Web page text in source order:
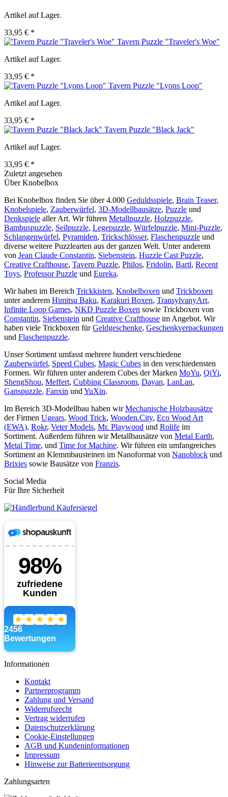
Artikel auf Lager.
33,95 € *
Tavern Puzzle "Traveler's Woe"
Artikel auf Lager.
33,95 € *
Tavern Puzzle "Lyons Loop"
Artikel auf Lager.
33,95 € *
Tavern Puzzle "Black Jack"
Artikel auf Lager.
33,95 € *
Zuletzt angesehen
Über Knobelbox
Bei Knobelbox finden Sie über 4.000 Geduldsspiele, Brain Teaser,
Knobelspiele, Zauberwürfel, 3D-Modellbausätze, Puzzle und
Denkspiele aller Art. Wir führen Metallpuzzle, Holzpuzzle,
Bambuspuzzle, Seilpuzzle, Legepuzzle, Würfelpuzzle, Mini-Puzzle,
Schlangenwürfel, Pyramiden, Trickschlösser, Flaschenpuzzle und
diverse weitere Puzzlearten aus der ganzen Welt. Unter anderem
von Jean Claude Constantin, Siebenstein, Huzzle Cast Puzzle,
Creative Crafthouse, Tavern Puzzle, Philos, Fridolin, Bartl, Recent
Toys, Professor Puzzle und Eureka.
Wir haben im Bereich Trickkisten, Knobelboxen und Trickboxen
unter anderem Himitsu Baku, Karakuri Boxen, TransylvanyArt,
Infinite Loop Games, NKD Puzzle Boxen sowie Trickboxen von
Constantin, Siebenstein und Creative Crafthouse im Angebot. Wir
haben viele Trickboxen fürGeldgeschenke, Geschenkverpackungen
und Flaschenpuzzle.
Unser Sortiment umfasst mehrere hundert verschiedene
Zauberwürfel, Speed Cubes, Magic Cubes in den verschiedensten
Formen. Wir führen unter anderem Cubes der Marken MoYu, QiYi,
ShengShou, Meffert, Cubbing Classroom, Dayan, LanLan,
Ganspuzzle, Fanxin und YuXin.
Im Bereich 3D-Modellbau haben wirMechanische Holzbausätze
der Firmen Ugears, Wood Trick, Wooden.City, Eco Wood Art
(EWA), Rokr, Veter Models, Mr. Playwood und Rolife im
Sortiment. Außerdem führen wir Metallbausätze von Metal Earth,
Metal Time, und Time for Machine. Wir führen ein umfangreiches
Sortiment an Klemmbausteinen im Nanoformat von Nanoblock und
Brixies sowie Bausätze von Franzis.
Social Media
Für Ihre Sicherheit
Informationen
Kontakt
Partnerprogramm
Zahlung und Versand
Widerrufsrecht
Vertrag widerrufen
Datenschutzerklärung
Cookie-Einstellungen
AGB und Kundeninformationen
Impressum
Hinweise zur Batterieentsorgung
Zahlungsarten